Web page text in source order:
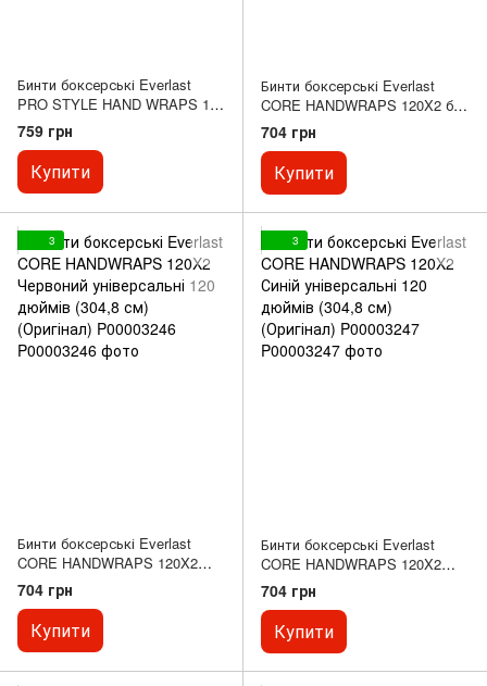
Бинти боксерські Everlast
PRO STYLE HAND WRAPS 180
X2 червоні універсальні 180
дюймів (457,2 см) (Оригінал)
723771-71-4
759 грн
Купити
Бинти боксерські Everlast
CORE HANDWRAPS 120X2 білі
універсальні 120 дюймів
(304,8 см) (Оригінал)
P00003245
704 грн
Купити
3
Бинти боксерські Everlast
CORE HANDWRAPS 120X2
Червоний універсальні 120
дюймів (304,8 см) (Оригінал)
P00003246
704 грн
Купити
3
Бинти боксерські Everlast
CORE HANDWRAPS 120X2
Синій універсальні 120 дюймів
(304,8 см) (Оригінал)
P00003247
704 грн
Купити